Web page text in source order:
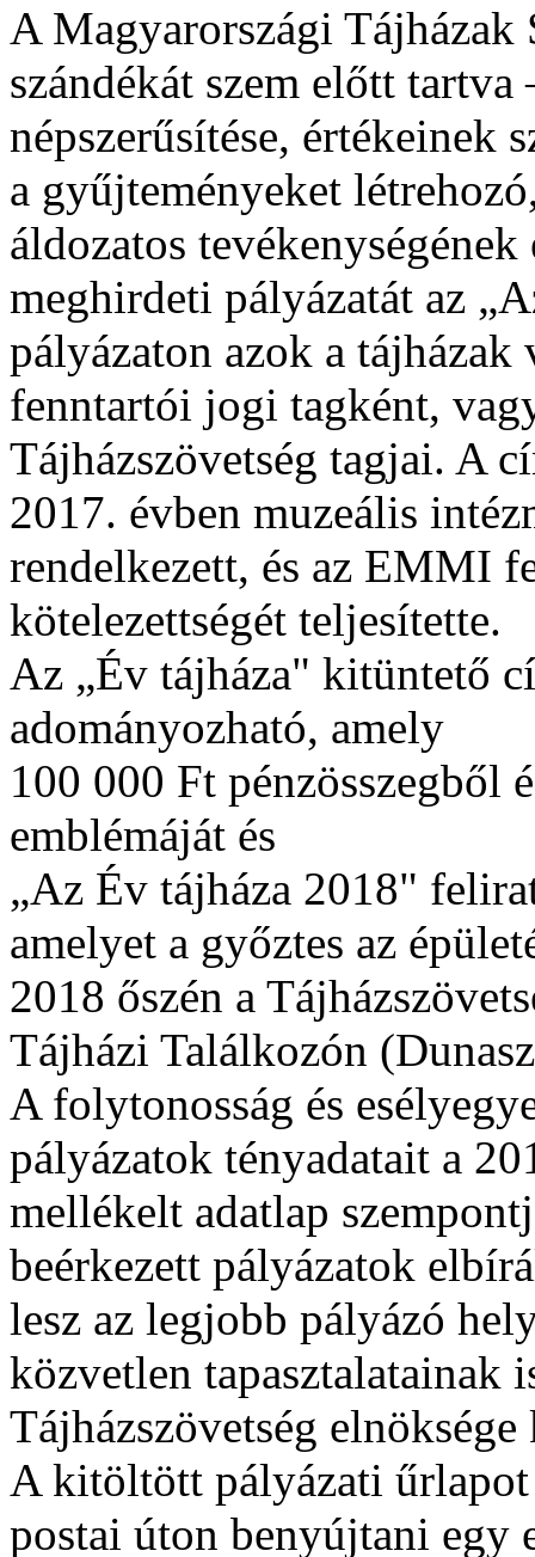
A Magyarországi Tájházak
szándékát szem előtt
népszerűsítése, értékeinek
a gyűjteményeket
áldozatos
meghirdeti pályázatát az
pályázaton azok a tájházak
fenntartói jogi tagként,
Tájházszövetség tagjai. A
2017. évben muzeális
rendelkezett, és az EMMI
kötelezettségét teljesítette.
Az „Év tájháza" kitüntető
adományozható, amely
100 000 Ft pénzösszegből
emblémáját és
„Az Év tájháza 2018"
amelyet a győztes az
2018 őszén a
Tájházi Találkozón
A folytonosság és
pályázatok tényadatait a
mellékelt adatlap
beérkezett pályázatok
lesz az legjobb pályázó
közvetlen tapasztalatainak
Tájházszövetség
A kitöltött pályázati
postai úton benyújtani egy